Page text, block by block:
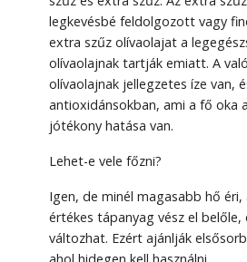
legkevésbé feldolgozott vagy
extra szűz olívaolajat a
olívaolajnak tartják emiatt. A
olívaolajnak jellegzetes íze van,
antioxidánsokban, ami a fő oka
jótékony hatása van.
Lehet-e vele főzni?
Igen, de minél magasabb hő
értékes tápanyag vész el belőle,
változhat. Ezért ajánlják
ahol hidegen kell használni.